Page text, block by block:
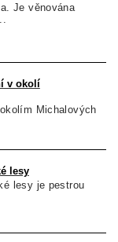
Je věnována
v okolí
Michalových
lesy
lesy je pestrou